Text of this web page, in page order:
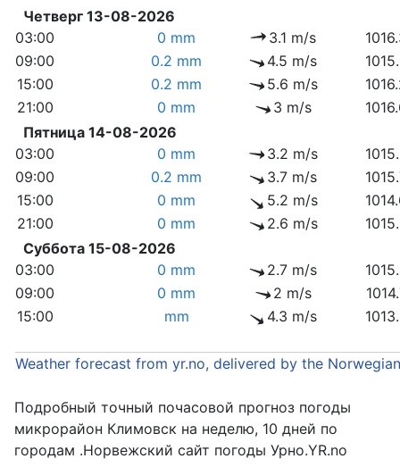
Четверг 13-08-2026
03:00
0 mm 3.1 m/s
09:00
0.2 mm 4.5 m/s
15:00
0.2 mm 5.6 m/s
21:00
0 mm 3 m/s
Пятница 14-08-2026
03:00
0 mm 3.2 m/s
09:00
0.2 mm 3.7 m/s
15:00
0 mm 5.2 m/s
21:00
0 mm 2.6 m/s
Суббота 15-08-2026
03:00
0 mm 2.7 m/s
09:00
0 mm 2 m/s
15:00
mm 4.3 m/s
Weather forecast from yr.no, delivered by the
Подробный точный почасовой прогноз погоды
микрорайон Климовск на неделю, 10 дней по
городам .Норвежский сайт погоды Урно.YR.no